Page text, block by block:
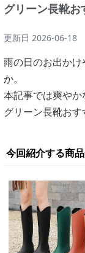
グリーン長靴
更新日 2026-06-18
雨の日のお出か
か。
本記事では爽やか
グリーン長靴お
今回紹介する商